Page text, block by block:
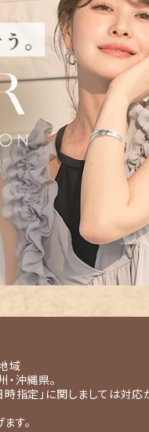
域
・沖縄県。
指定」に関しましては対
す。